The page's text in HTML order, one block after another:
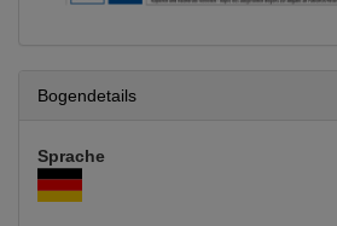
Bogendetails
Sprache